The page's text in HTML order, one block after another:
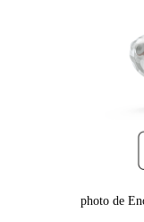
photo de